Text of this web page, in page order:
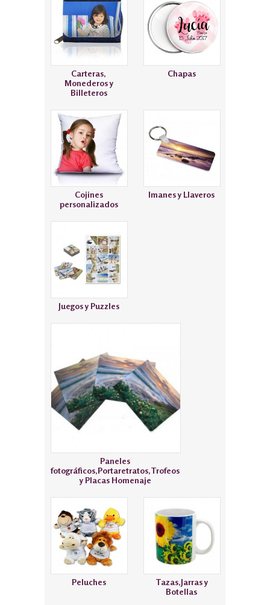
Carteras,
Monederos y
Billeteros
Chapas
Cojines
personalizados
Imanes y Llaveros
Juegos y Puzzles
Paneles
fotográficos,Portaretratos,Trofeos
y Placas Homenaje
Peluches
Tazas,Jarras y
Botellas